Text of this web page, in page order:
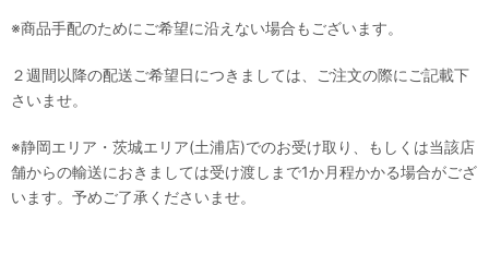
※商品手配のためにご希望に沿えない場合もございます。
２週間以降の配送ご希望日につきましては、ご注文の際にご記載下
さいませ。
※静岡エリア・茨城エリア(土浦店)でのお受け取り、もしくは当該店
舗からの輸送におきましては受け渡しまで1か月程かかる場合がござ
います。予めご了承くださいませ。